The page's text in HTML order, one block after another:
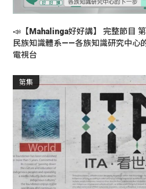
📣【Mahalinga好好講】 完整節目
民族知識體系——各族知識研究中心
電視台
第集